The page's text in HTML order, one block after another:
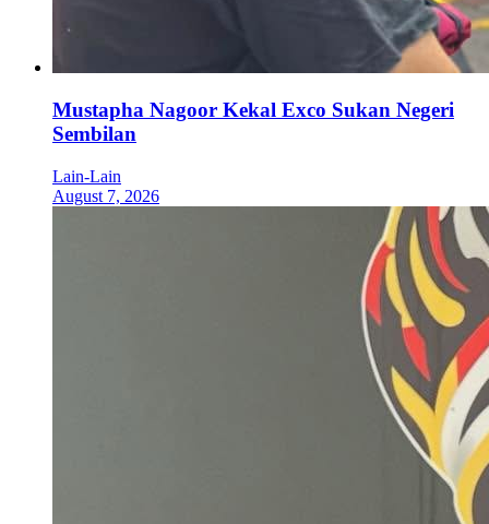
Mustapha Nagoor Kekal Exco Sukan Negeri
Sembilan
Lain-Lain
August 7, 2026